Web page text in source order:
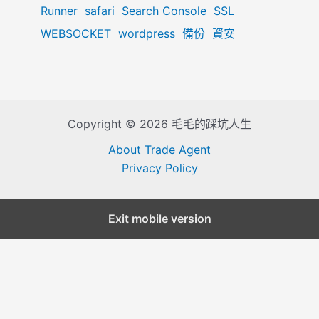
Runner safari Search Console SSL
WEBSOCKET wordpress 備份 資安
Copyright © 2026 毛毛的踩坑人生
About Trade Agent
Privacy Policy
Exit mobile version